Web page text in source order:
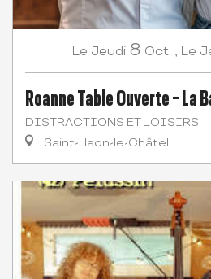
Le Jeudi 8 Oct. , Le
Roanne Table Ouverte - La
DISTRACTIONS ET LOISIRS
Saint-Haon-le-Châtel